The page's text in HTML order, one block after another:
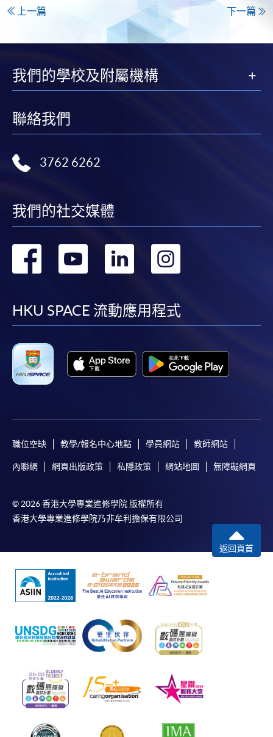
上一篇 下一篇
我們的學校及附屬機構
聯絡我們
3762 6262
我們的社交媒體
轉
facebook
轉
youtube
轉
linkedin
轉
HKU SPACE 流動應用程式
職位空缺 教學/報名中心地點 學員網站 教師網站
內聯網 網頁出版政策 私隱政策 網站地圖 無障礙網頁
© 2026 香港大學專業進修學院 版權所有
香港大學專業進修學院乃非牟利擔保有限公司
返回頁首